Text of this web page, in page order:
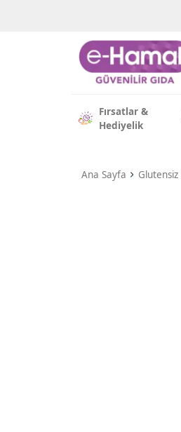
Fırsatlar &
Hediyelik
Ana Sayfa Glutensiz